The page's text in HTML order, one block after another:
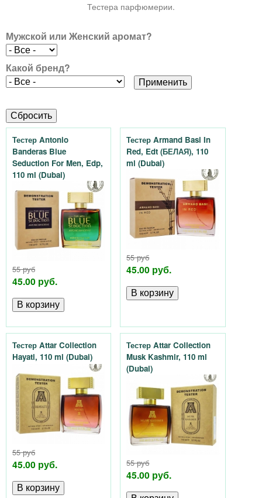
и
и
A
r
o
m
a
a
n
d
.
b
y
п
р
Тестера парфюмерии.
Мужской или Женский аромат?
Какой бренд?
Тестер Antonio
Banderas Blue
Seduction For Men, Edp,
110 ml (Dubai)
55 руб
45.00 руб.
Тестер Armand Basi In
Red, Edt (БЕЛАЯ), 110
ml (Dubai)
55 руб
45.00 руб.
Тестер Attar Collection
Hayati, 110 ml (Dubai)
55 руб
45.00 руб.
Тестер Attar Collection
Musk Kashmir, 110 ml
(Dubai)
55 руб
45.00 руб.